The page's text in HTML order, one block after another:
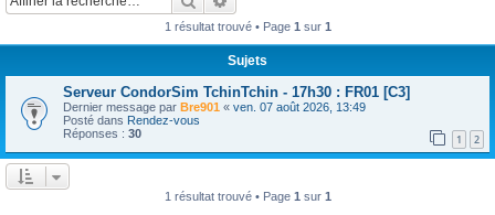
1 résultat trouvé • Page 1 sur 1
Sujets
Serveur CondorSim TchinTchin - 17h30 : FR01 [C3]
Dernier message par Bre901 « ven. 07 août 2026, 13:49
Posté dans Rendez-vous
Réponses : 30 1 2
1 résultat trouvé • Page 1 sur 1